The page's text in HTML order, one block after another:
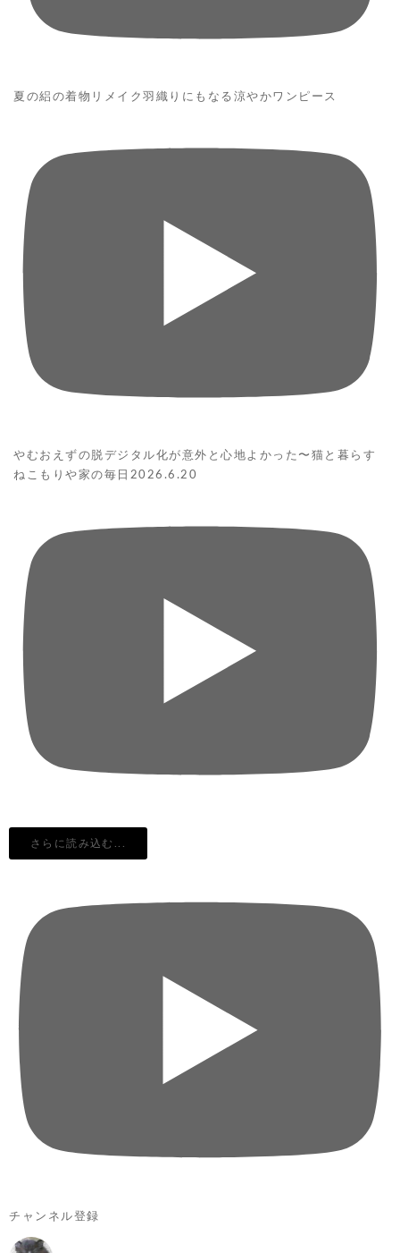
夏の絽の着物リメイク羽織りにもなる涼やかワンピース
やむおえずの脱デジタル化が意外と心地よかった〜猫と暮らす
ねこもりや家の毎日2026.6.20
さらに読み込む...
チャンネル登録